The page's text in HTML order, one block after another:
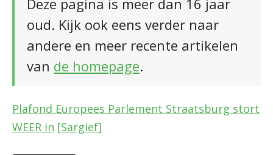
Deze pagina is meer dan 16 jaar
oud. Kijk ook eens verder naar
andere en meer recente artikelen
van de homepage.
Plafond Europees Parlement Straatsburg stort
WEER in [Sargief]